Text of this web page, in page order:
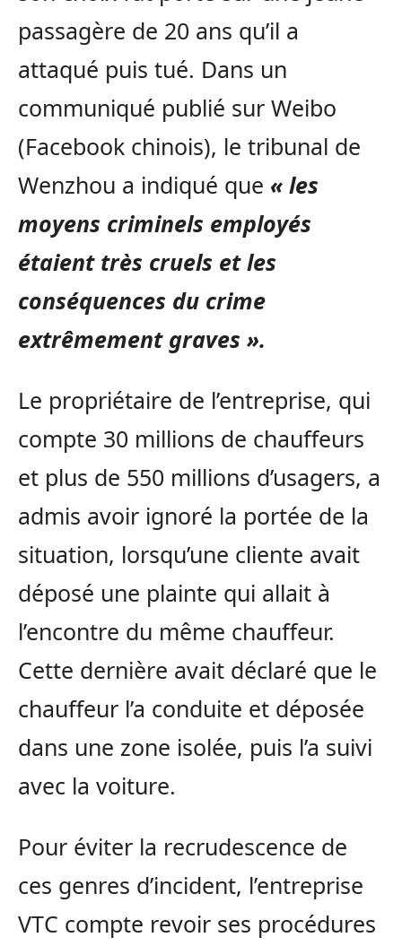
passagère de 20 ans qu’il a
attaqué puis tué. Dans un
communiqué publié sur Weibo
(Facebook chinois), le tribunal de
Wenzhou a indiqué que « les
moyens criminels employés
étaient très cruels et les
conséquences du crime
extrêmement graves ».
Le propriétaire de l’entreprise, qui
compte 30 millions de chauffeurs
et plus de 550 millions d’usagers, a
admis avoir ignoré la portée de la
situation, lorsqu’une cliente avait
déposé une plainte qui allait à
l’encontre du même chauffeur.
Cette dernière avait déclaré que le
chauffeur l’a conduite et déposée
dans une zone isolée, puis l’a suivi
avec la voiture.
Pour éviter la recrudescence de
ces genres d’incident, l’entreprise
VTC compte revoir ses procédures